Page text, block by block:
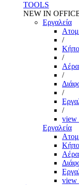
TOOLS
NEW IN
Εργαλεία
/
/
/
/
/
view
Εργαλεία
view